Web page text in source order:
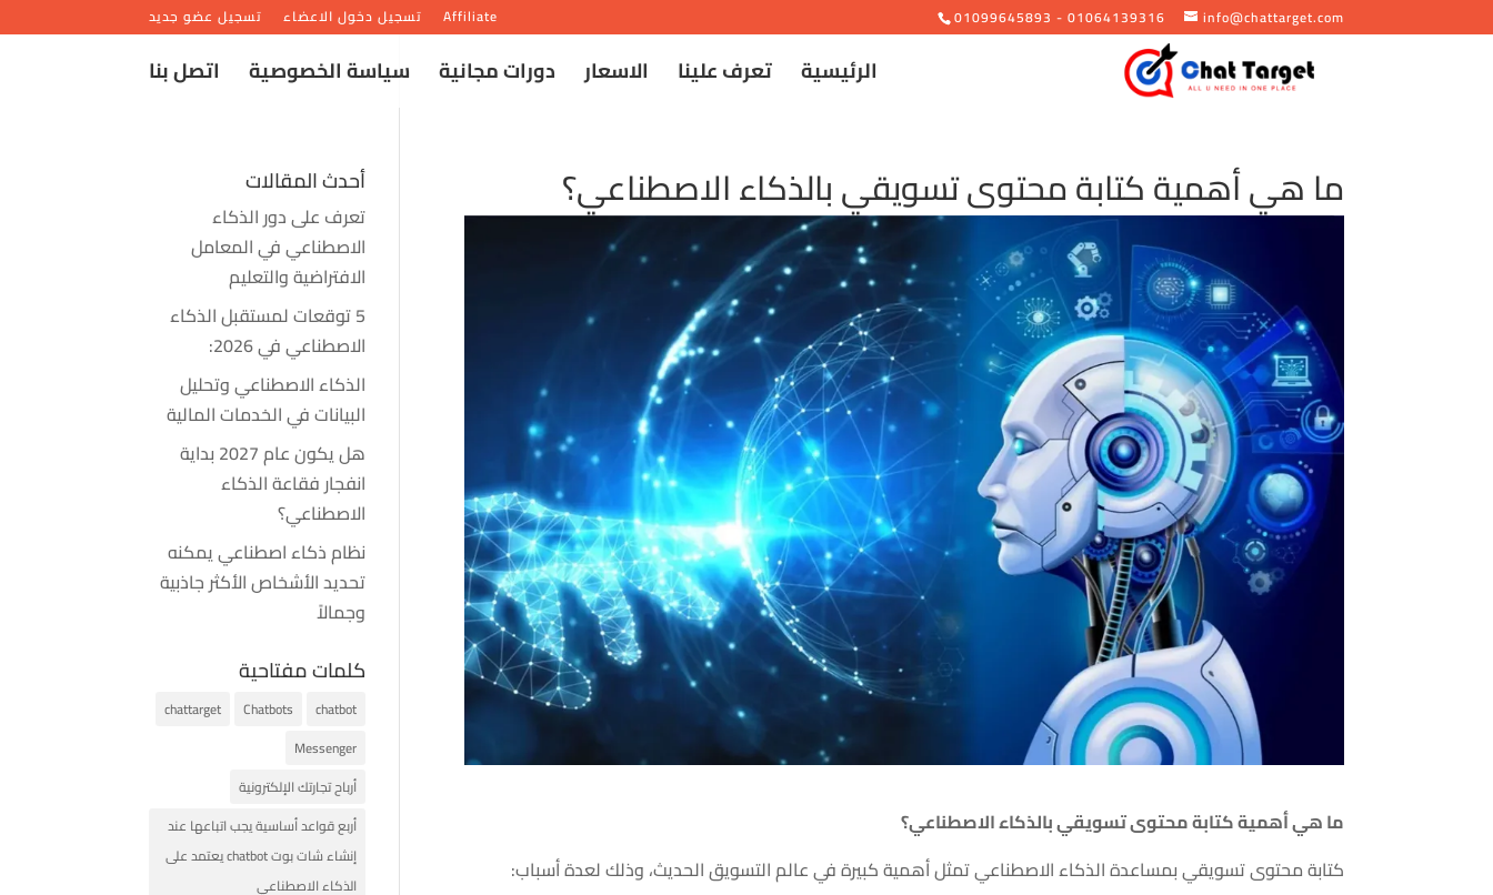
01099645893 - 01064139316 info@chattarget.com
Affiliate تسجيل دخول الاعضاء تسجيل عضو جديد
الرئيسية تعرف علينا الاسعار دورات مجانية سياسة الخصوصية اتصل بنا
ما هي أهمية كتابة محتوى تسويقي بالذكاء الاصطناعي؟
ما هي أهمية كتابة محتوى تسويقي بالذكاء الاصطناعي؟
كتابة محتوى تسويقي بمساعدة الذكاء الاصطناعي تمثل أهمية كبيرة في عالم التسويق الحديث، وذلك لعدة أسباب:
أحدث المقالات
تعرف على دور الذكاء
الاصطناعي في المعامل
الافتراضية والتعليم
5 توقعات لمستقبل الذكاء
الاصطناعي في 2026:
الذكاء الاصطناعي وتحليل
البيانات في الخدمات المالية
هل يكون عام 2027 بداية
انفجار فقاعة الذكاء
الاصطناعي؟
نظام ذكاء اصطناعي يمكنه
تحديد الأشخاص الأكثر جاذبية
وجمالاً
كلمات مفتاحية
chatbot
Chatbots
chattarget
Messenger
أرباح تجارتك الإلكترونية
أربع قواعد أساسية يجب اتباعها عند
إنشاء شات بوت chatbot يعتمد على
الذكاء الاصطناعي